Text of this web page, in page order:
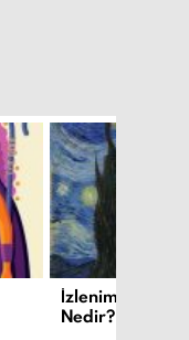
İzlenimcilik
Nedir?